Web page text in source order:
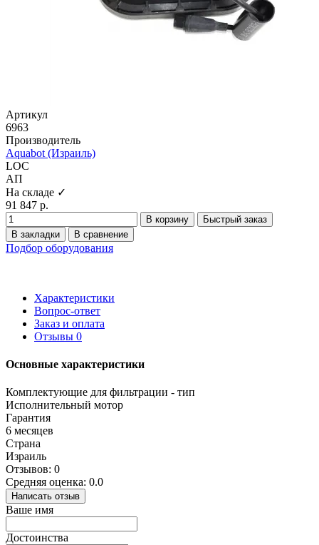
Артикул
6963
Производитель
Aquabot (Израиль)
LOC
АП
На складе ✓
91 847 р.
В корзину
Быстрый заказ
В закладки
В сравнение
Подбор оборудования
Характеристики
Вопрос-ответ
Заказ и оплата
Отзывы 0
Основные характеристики
Комплектующие для фильтрации - тип
Исполнительный мотор
Гарантия
6 месяцев
Страна
Израиль
Отзывов: 0
Средняя оценка: 0.0
Написать отзыв
Ваше имя
Достоинства